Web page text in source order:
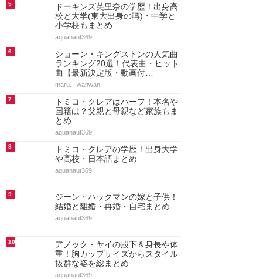
5
ドーキンズ英里奈の学歴！出身高
校と大学(東大出身の噂)・中学と
小学校もまとめ
aquanaut369
6
ショーン・キングストンの人気曲
ランキング20選！代表曲・ヒット
曲【最新決定版・動画付…
maru._.wanwan
7
トミコ・クレアはハーフ！本名や
国籍は？父親と母親など家族もま
とめ
aquanaut369
8
トミコ・クレアの学歴！出身大学
や高校・日本語まとめ
aquanaut369
9
ジーン・ハックマンの嫁と子供！
結婚と離婚・再婚・自宅まとめ
aquanaut369
10
アノック・ヤイの股下＆身長や体
重！胸カップサイズからスタイル
抜群な姿を総まとめ
aquanaut369